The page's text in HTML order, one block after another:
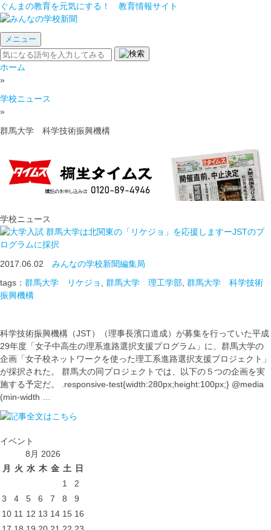
ぐんまの教育を元気にする！ 教育情報サイト
メニュー
ホーム
»
学校ニュース
»
群馬大学 科学技術振興機構
学校ニュース
群馬大学は北関東の「リケジョ」を応援しますーJSTのプ
ログラムに採択
2017.06.02 みんなの学校新聞編集局
tags： 群馬大学 リケジョ , 群馬大学 理工学部, 群馬大学 科学技術
振興機構
科学技術振興機構（JST）（理事長濱口道成）が募集を行っていた平成
29年度「女子中高生の理系進路選択支援プログラム」に、群馬大学の
企画「女子校ネットワークを使った理工系進路選択支援プロジェクト」
が採択された。 群馬大の同プロジェクトでは、以下の５つの企画を実
施する予定だ。 .responsive-test{width:280px;height:100px;} @media
(min-width …
イベント
8月 2026
月
火 水 木 金 土
日
1
2
3
4 5 6 7 8
9
10 11 12 13 14 15 16